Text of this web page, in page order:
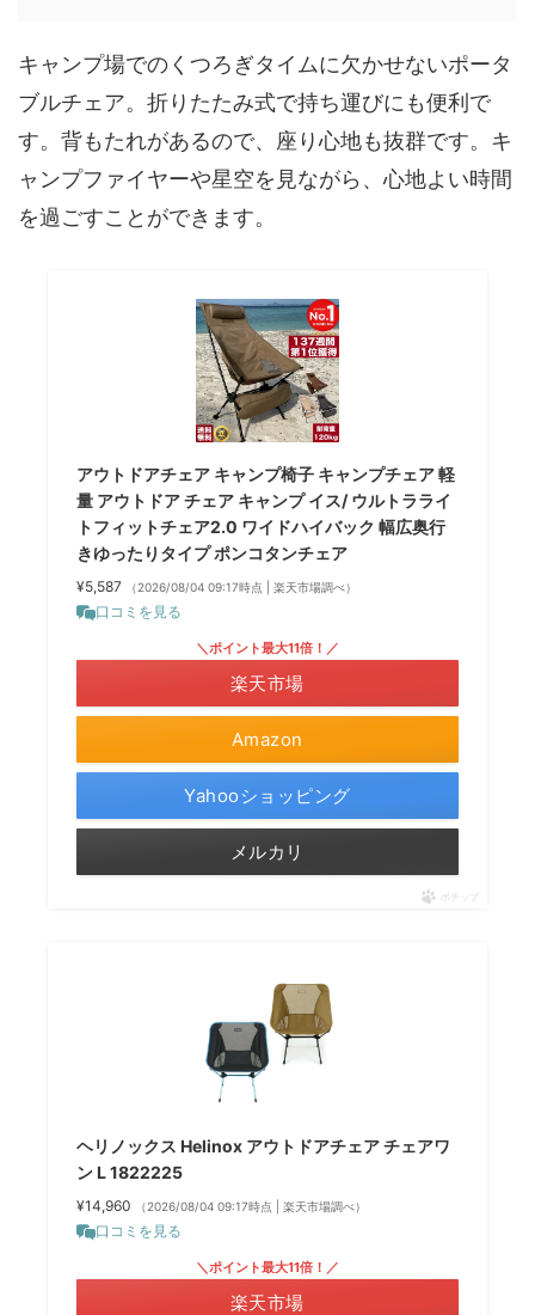
キャンプ場でのくつろぎタイムに欠かせないポータ
ブルチェア。折りたたみ式で持ち運びにも便利で
す。背もたれがあるので、座り心地も抜群です。キ
ャンプファイヤーや星空を見ながら、心地よい時間
を過ごすことができます。
アウトドアチェア キャンプ椅子 キャンプチェア 軽
量 アウトドア チェア キャンプ イス/ ウルトラライ
トフィットチェア2.0 ワイドハイバック 幅広奥行
きゆったりタイプ ポンコタンチェア
¥5,587 （2026/08/04 09:17時点 | 楽天市場調べ）
口コミを見る
Amazon
＼ポイント最大11倍！／
楽天市場
Yahooショッピング
メルカリ
ポチップ
ヘリノックス Helinox アウトドアチェア チェアワ
ン L 1822225
¥14,960 （2026/08/04 09:17時点 | 楽天市場調べ）
口コミを見る
＼ポイント最大11倍！／
楽天市場